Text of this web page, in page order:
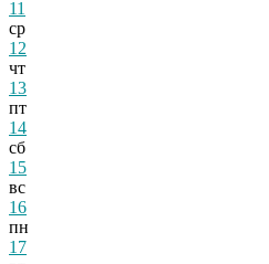
11
ср
12
чт
13
пт
14
сб
15
вс
16
пн
17